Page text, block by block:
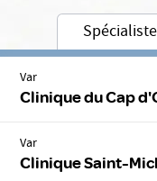
Var
Clinique du Cap
Var
Clinique Saint-